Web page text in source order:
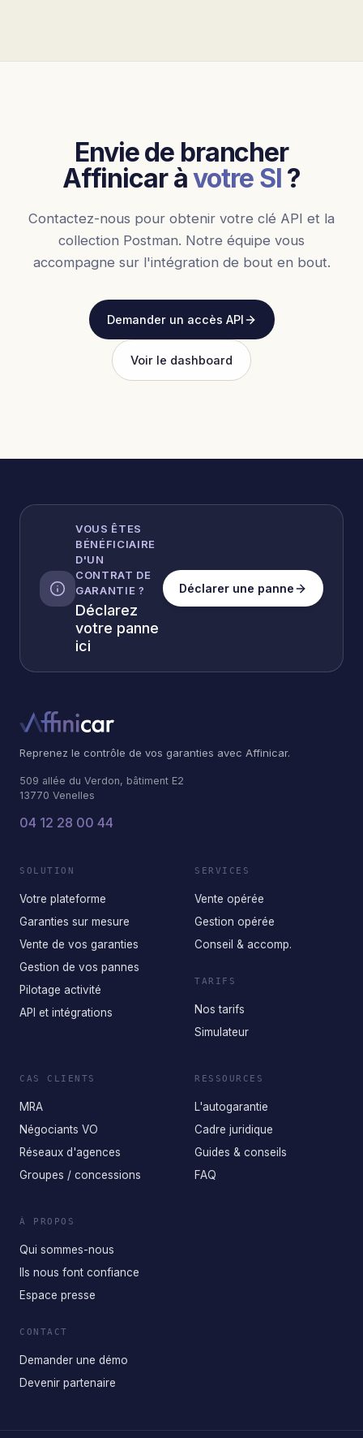
Envie de brancher
Affinicar àvotre SI ?
Contactez-nous pour obtenir votre clé API et la
collection Postman. Notre équipe vous
accompagne sur l'intégration de bout en bout.
Demander un accès API
Voir le dashboard
VOUS ÊTES
BÉNÉFICIAIRE
D'UN
CONTRAT DE
GARANTIE ?
Déclarez
votre panne
ici
Déclarer une panne
Reprenez le contrôle de vos garanties avec Affinicar.
509 allée du Verdon, bâtiment E2
13770 Venelles
04 12 28 00 44
SOLUTION
Votre plateforme
Garanties sur mesure
Vente de vos garanties
Gestion de vos pannes
Pilotage activité
API et intégrations
SERVICES
Vente opérée
Gestion opérée
Conseil & accomp.
TARIFS
Nos tarifs
Simulateur
CAS CLIENTS
MRA
Négociants VO
Réseaux d'agences
Groupes / concessions
RESSOURCES
L'autogarantie
Cadre juridique
Guides & conseils
FAQ
À PROPOS
Qui sommes-nous
Ils nous font confiance
Espace presse
CONTACT
Demander une démo
Devenir partenaire